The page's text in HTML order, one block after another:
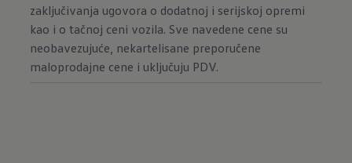
zaključivanja ugovora o dodatnoj i serijskoj opremi
kao i o tačnoj ceni vozila. Sve navedene cene su
neobavezujuće, nekartelisane preporučene
maloprodajne cene i uključuju PDV.